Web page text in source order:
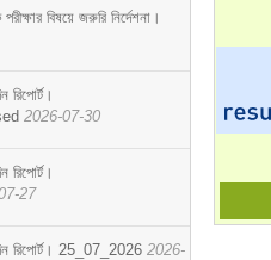
বিষয়ে জরুরি নির্দেশনা।
রিপোর্ট।
2026-07-30
রিপোর্ট।
27
রিপোর্ট। 25_07_2026 2026-